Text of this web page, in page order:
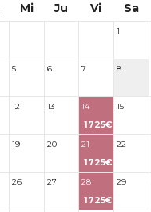
Mi Ju Vi Sa
1
5 6 7 8
12 13 14
1725€
15
19 20 21
1725€
22
26 27 28
1725€
29